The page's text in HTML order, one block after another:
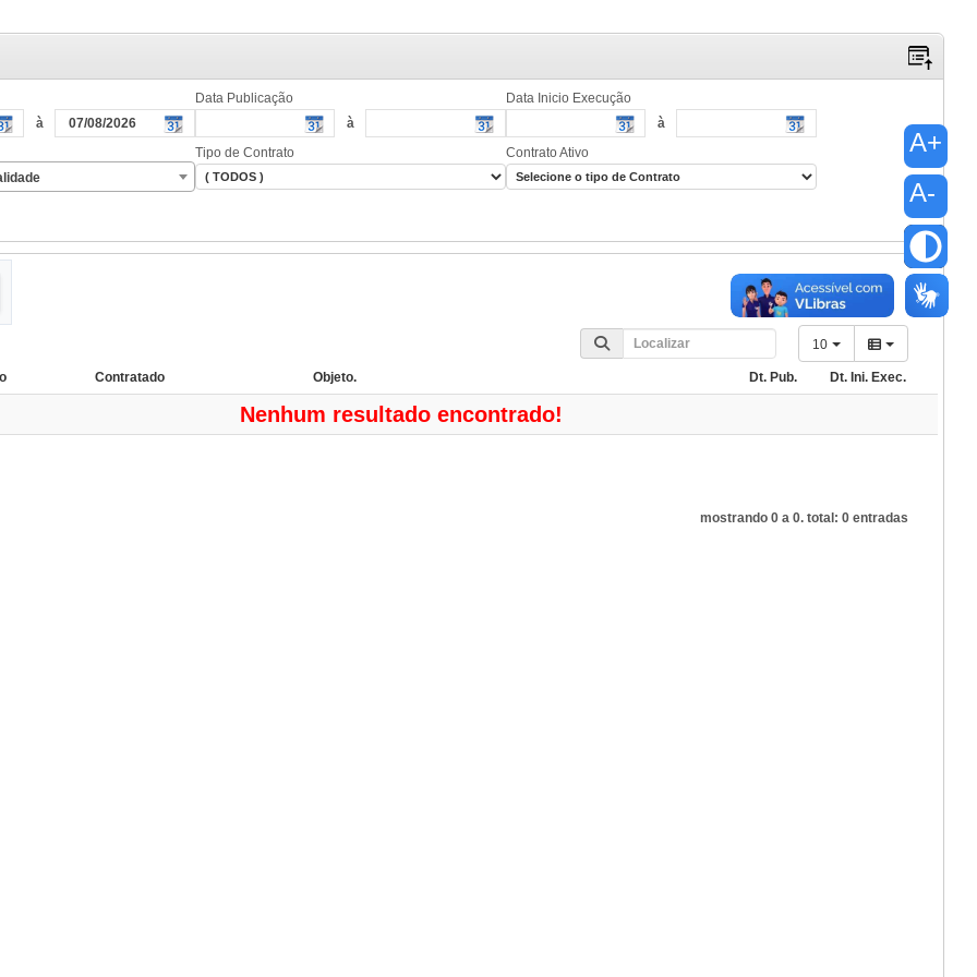
A+
A-
à
Data Publicação
à
Data Inicio Execução
à
Tipo de Contrato Contrato Ativo
10
Contratado Objeto. Dt. Pub. Dt. Ini. Exec.
Nenhum resultado encontrado!
mostrando 0 a 0. total: 0 entradas